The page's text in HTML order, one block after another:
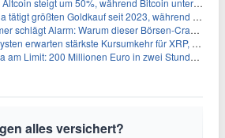
steigt um 50%, während Bitcoin unter $65.000 fällt
größten Goldkauf seit 2023, während Goldpreis um 8% steigt
Alarm: Warum dieser Börsen-Crash die beste Einstiegschance seit Monaten ist
erwarten stärkste Kursumkehr für XRP, während Polymarket skeptisch bleibt
200 Millionen Euro in zwei Stunden – warum dieser Schuldentrip hochgefährlich wird
alles versichert?